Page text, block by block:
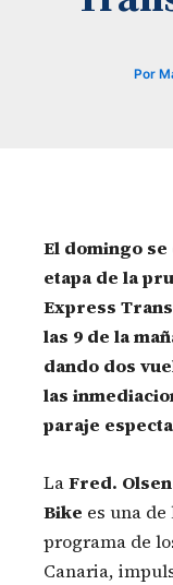
Por
El domingo
etapa de la
Express
las 9 de la
dando dos
las
paraje
LaFred.
Bike es una
programa de
Canaria,